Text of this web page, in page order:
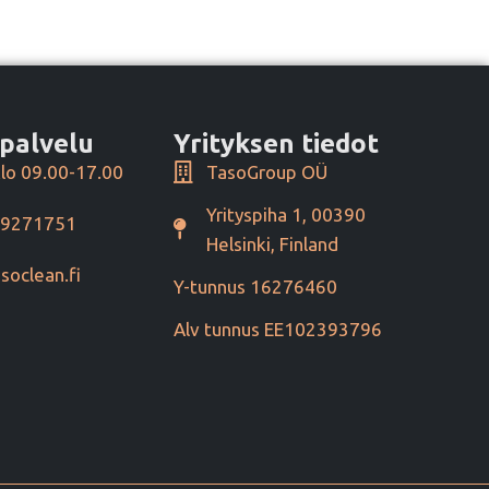
09.00-17.00
Yrityksen tiedot
TasoGroup OÜ
Yrityspiha 1, 00390
Helsinki, Finland
Y-tunnus 16276460
Alv tunnus EE102393796